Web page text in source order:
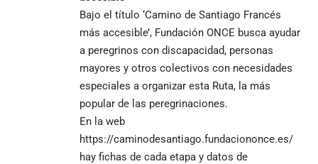
Bajo el título ‘Camino de Santiago Francés
más accesible’, Fundación ONCE busca ayudar
a peregrinos con discapacidad, personas
mayores y otros colectivos con necesidades
especiales a organizar esta Ruta, la más
popular de las peregrinaciones.
En la web
https://caminodesantiago.fundaciononce.es/
hay fichas de cada etapa y datos de